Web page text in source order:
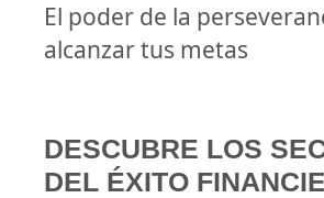
El poder de la
alcanzar tus metas
DESCUBRE LOS
DEL ÉXITO